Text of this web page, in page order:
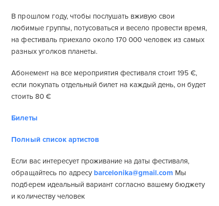
В прошлом году, чтобы послушать вживую свои
любимые группы, потусоваться и весело провести время,
на фестиваль приехало около 170 000 человек из самых
разных уголков планеты.
Абонемент на все мероприятия фестиваля стоит 195 €,
если покупать отдельный билет на каждый день, он будет
стоить 80 €
Билеты
Полный список артистов
Если вас интересует проживание на даты фестиваля,
обращайтесь по адресу barcelonika@gmail.com Мы
подберем идеальный вариант согласно вашему бюджету
и количеству человек